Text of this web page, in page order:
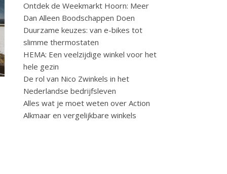
Ontdek de Weekmarkt Hoorn: Meer
Dan Alleen Boodschappen Doen
Duurzame keuzes: van e-bikes tot
slimme thermostaten
HEMA: Een veelzijdige winkel voor het
hele gezin
De rol van Nico Zwinkels in het
Nederlandse bedrijfsleven
Alles wat je moet weten over Action
Alkmaar en vergelijkbare winkels